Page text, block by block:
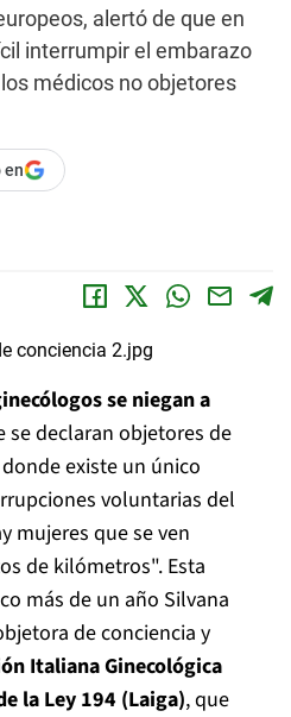
alertó de que en
interrumpir el embarazo
médicos no objetores
en
se niegan a
se declaran objetores de
existe un único
voluntarias del
mujeres que se ven
de kilómetros". Esta
más de un año Silvana
de conciencia y
Italiana Ginecológica
la Ley 194 (Laiga), que